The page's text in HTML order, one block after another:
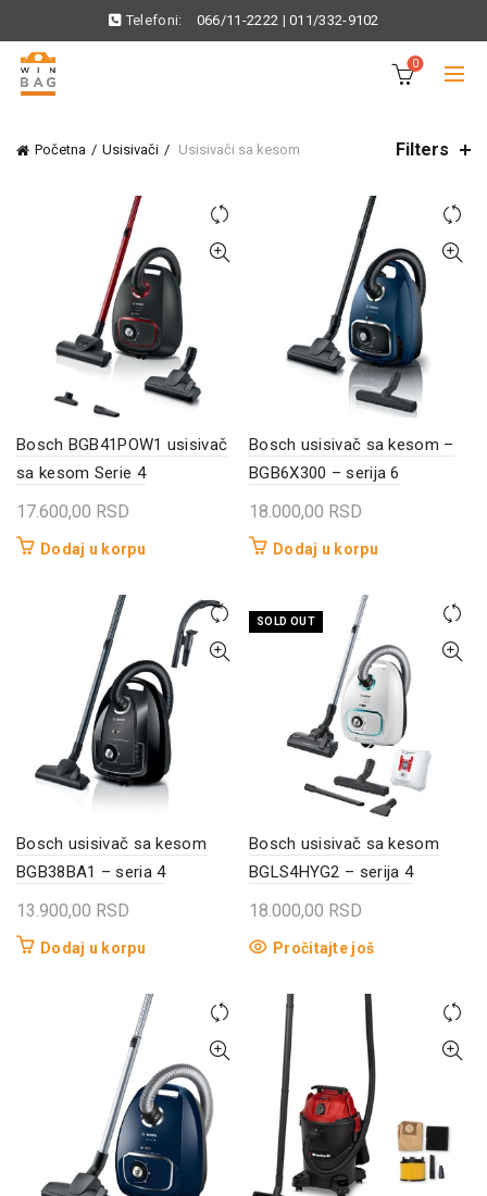
Telefoni: 066/11-2222 |011/332-9102
0
Početna Usisivači Usisivači sa kesom Filters
Bosch BGB41POW1 usisivač
sa kesom Serie 4
17.600,00 RSD
Dodaj u korpu
Bosch usisivač sa kesom –
BGB6X300 – serija 6
18.000,00 RSD
Dodaj u korpu
Bosch usisivač sa kesom
BGB38BA1 – seria 4
13.900,00 RSD
Dodaj u korpu
SOLD OUT
Bosch usisivač sa kesom
BGLS4HYG2 – serija 4
18.000,00 RSD
Pročitajte još